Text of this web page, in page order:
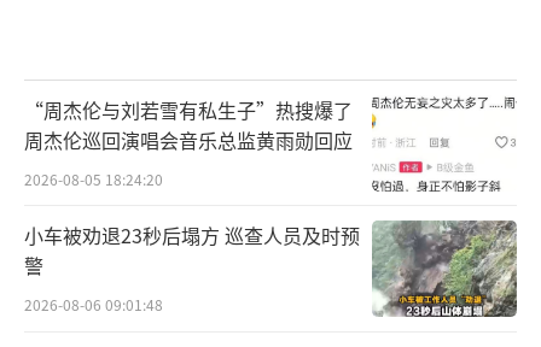
“周杰伦与刘若雪有私生子”热搜爆了
周杰伦巡回演唱会音乐总监黄雨勋回应
2026-08-05 18:24:20
小车被劝退23秒后塌方 巡查人员及时预
警
2026-08-06 09:01:48